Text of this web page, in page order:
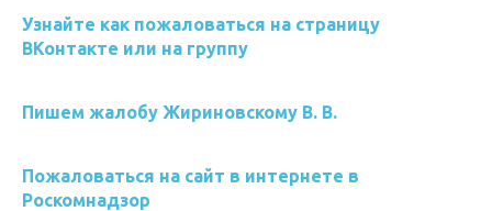
Узнайте как пожаловаться на страницу
ВКонтакте или на группу
Пишем жалобу Жириновскому В. В.
Пожаловаться на сайт в интернете в
Роскомнадзор